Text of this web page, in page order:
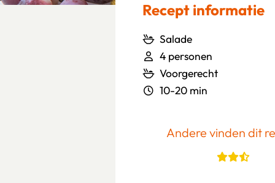
Recept informatie
Salade
4 personen
Voorgerecht
10-20 min
Andere vinden dit